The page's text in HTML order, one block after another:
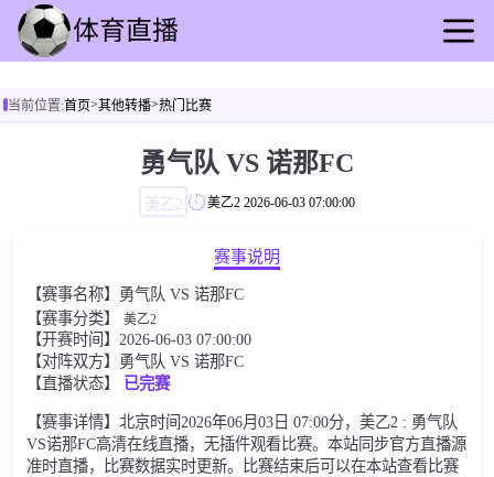
足球直播
其他转播
当前位置:首页>其他转播>热门比赛
勇气队 VS 诺那FC
美乙2 美乙2 2026-06-03 07:00:00
赛事说明
【赛事名称】勇气队 VS 诺那FC
【赛事分类】 美乙2
【开赛时间】2026-06-03 07:00:00
【对阵双方】勇气队 VS 诺那FC
【直播状态】
已完赛
【赛事详情】北京时间2026年06月03日 07:00分，美乙2 : 勇气队
VS诺那FC高清在线直播，无插件观看比赛。本站同步官方直播源
准时直播，比赛数据实时更新。比赛结束后可以在本站查看比赛